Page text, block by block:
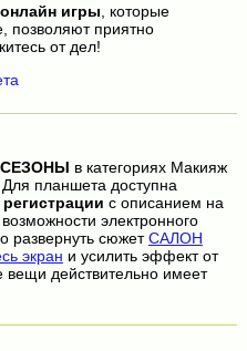
онлайн игры , которые
позволяют приятно
от дел!
в категориях Макияж
планшета доступна
регистрации с описанием на
электронного
развернуть сюжетСАЛОН
экран и усилить эффект от
действительно имеет